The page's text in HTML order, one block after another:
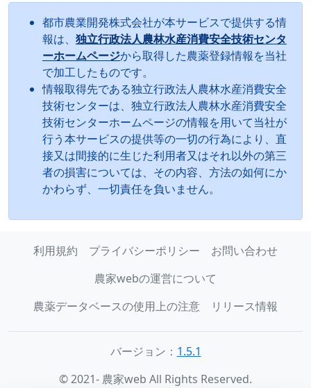
都市農業開発株式会社が本サービスで提供する情
報は、 独立行政法人農林水産消費安全技術センタ
ーホームページから取得した農薬登録情報を当社
で加工したものです。
情報取得先である独立行政法人農林水産消費安全
技術センターは、独立行政法人農林水産消費安全
技術センターホームページの情報を用いて当社が
行う本サービスの提供等の一切の行為により、直
接又は間接的に生じた利用者又はそれ以外の第三
者の損害については、その内容、方法の如何にか
かわらず、一切責任を負いません。
利用規約 プライバシーポリシー
お問い合わせ
農家webの運営について
農薬データベースの使用上の注意
リリース情報
バージョン： 1.5.1
© 2021- 農家web All Rights Reserved.